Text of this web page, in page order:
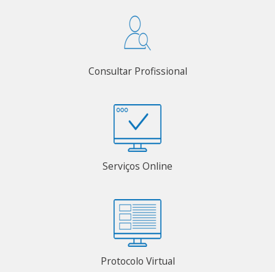
Consultar Profissional
Serviços Online
Protocolo Virtual